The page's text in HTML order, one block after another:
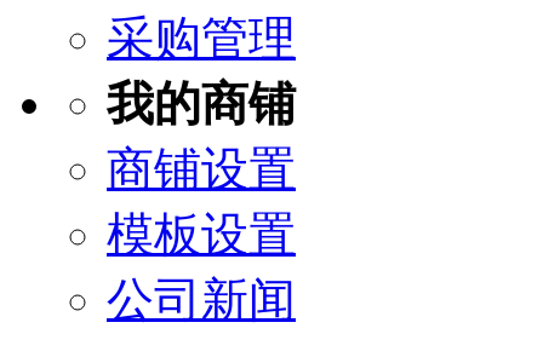
采购管理
我的商铺
商铺设置
模板设置
公司新闻